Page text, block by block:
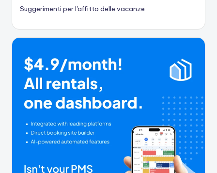
Suggerimenti per l'affitto delle vacanze